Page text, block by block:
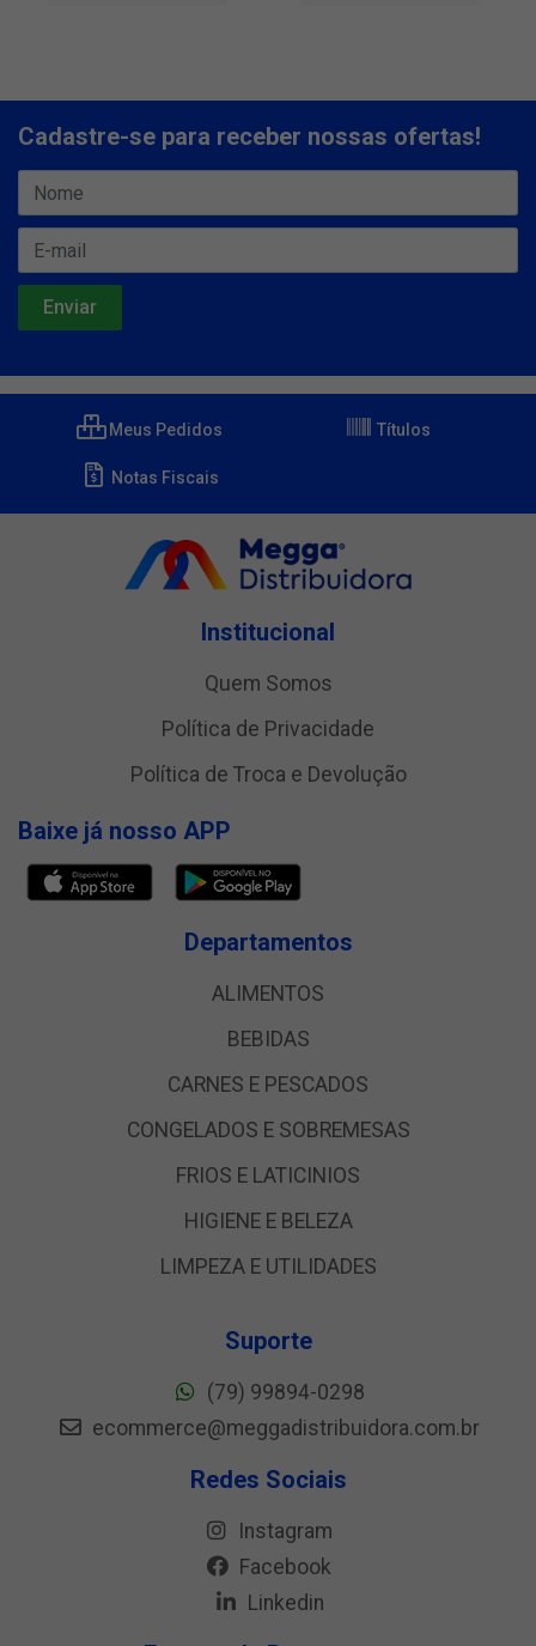
Cadastre-se para receber nossas ofertas!
Meus Pedidos Títulos
Notas Fiscais
Institucional
Quem Somos
Política de Privacidade
Política de Troca e Devolução
Baixe já nosso APP
Departamentos
ALIMENTOS
BEBIDAS
CARNES E PESCADOS
CONGELADOS E SOBREMESAS
FRIOS E LATICINIOS
HIGIENE E BELEZA
LIMPEZA E UTILIDADES
Suporte
(79) 99894-0298
ecommerce@meggadistribuidora.com.br
Redes Sociais
Instagram
Facebook
Linkedin